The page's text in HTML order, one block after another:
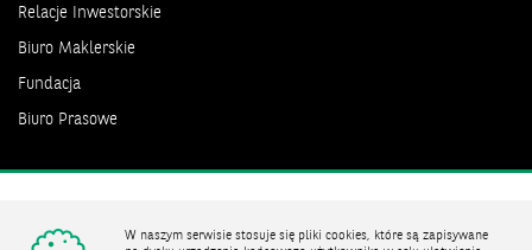
Relacje Inwestorskie
Biuro Maklerskie
Fundacja
Biuro Prasowe
W naszym serwisie stosuje się pliki cookies, które są zapisywane